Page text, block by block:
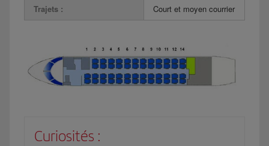
Trajets :
Court et moyen courrier
Curiosités :